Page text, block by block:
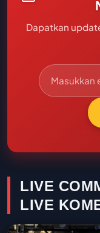
Dapatkan
LIVE
LIVE